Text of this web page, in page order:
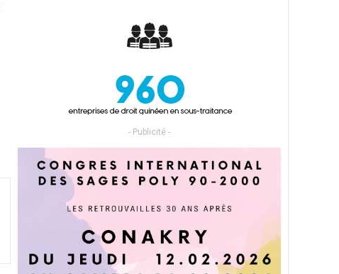
- Publicité -